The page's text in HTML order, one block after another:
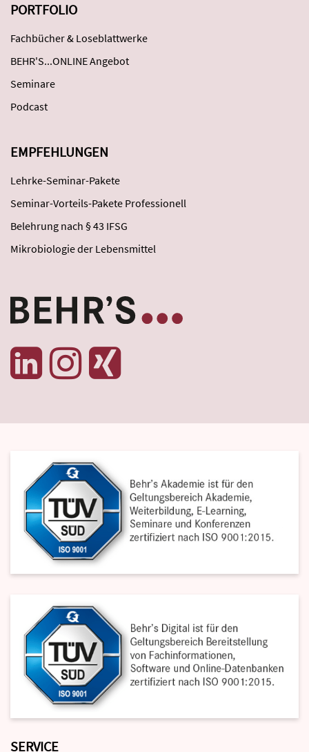
PORTFOLIO
Fachbücher & Loseblattwerke
BEHR'S...ONLINE Angebot
Seminare
Podcast
EMPFEHLUNGEN
Lehrke-Seminar-Pakete
Seminar-Vorteils-Pakete Professionell
Belehrung nach § 43 IFSG
Mikrobiologie der Lebensmittel
SERVICE